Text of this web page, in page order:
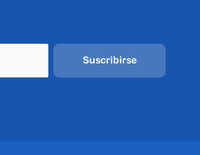
Suscribirse